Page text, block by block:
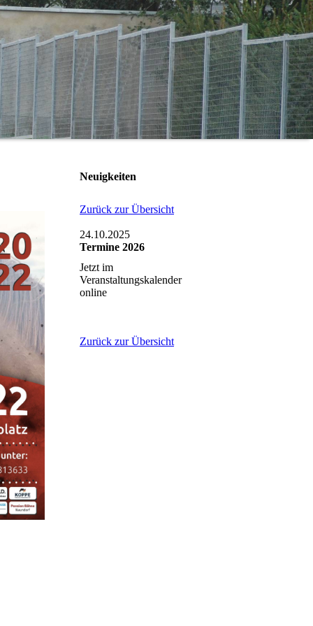
Neuigkeiten
Zurück zur Übersicht
24.10.2025
Termine 2026
Jetzt im
Veranstaltungskalender
online
Zurück zur Übersicht